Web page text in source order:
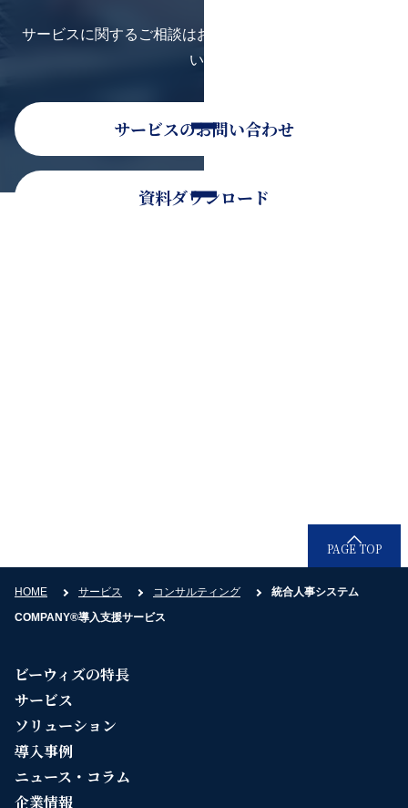
サービスに関するご相談はお気軽にお問い合わせくださ
い。
サービスのお問い合わせ
資料ダウンロード
HOME サービス コンサルティング
統合人事システム
COMPANY®導入支援サービス
PAGE TOP
ビーウィズの特長
サービス
ソリューション
導入事例
ニュース・コラム
企業情報